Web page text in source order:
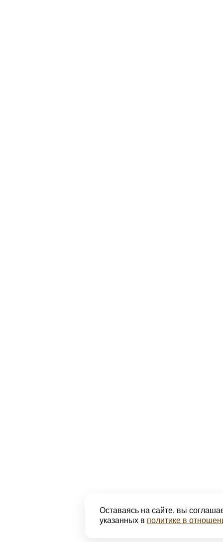
Оставаясь на сайте, вы
указанных в политике в